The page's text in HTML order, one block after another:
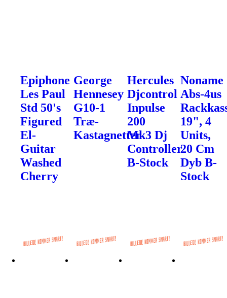
Epiphone
Les Paul
Std 50's
Figured
El-
Guitar
Washed
Cherry
George
Hennesey
G10-1
Træ-
Kastagnetter
Hercules
Djcontrol
Inpulse
200
Mk3 Dj
Controller
B-Stock
Noname
Abs-4us
19", 4
Units,
20 Cm
Dyb B-
Stock